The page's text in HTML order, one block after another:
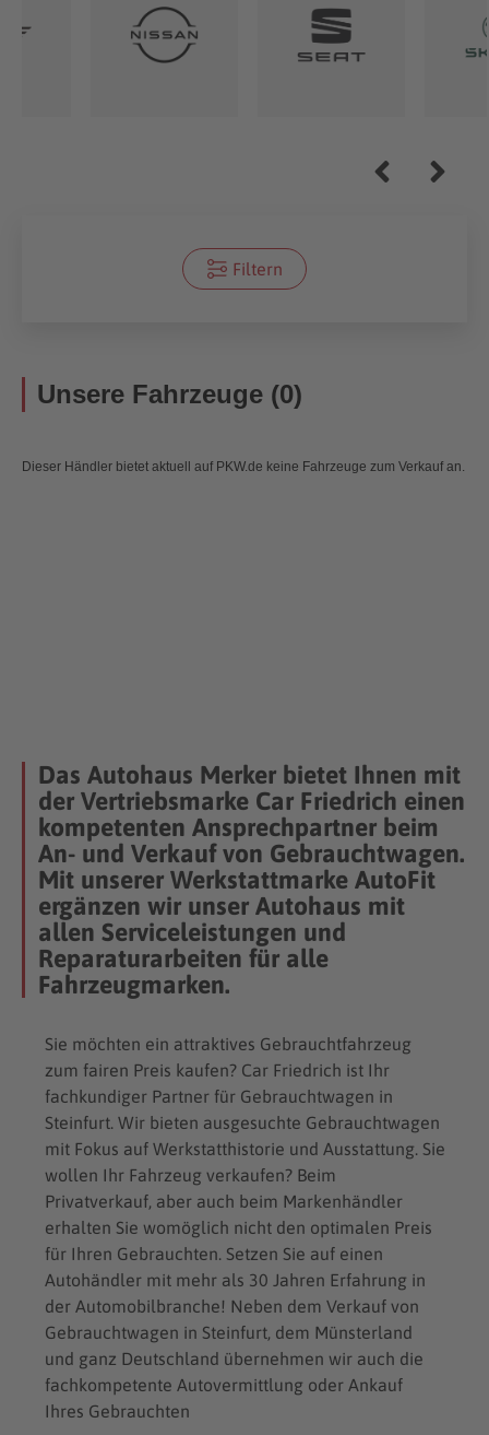
Filtern
Unsere Fahrzeuge (0)
Dieser Händler bietet aktuell auf PKW.de keine Fahrzeuge zum Verkauf an.
Das Autohaus Merker bietet Ihnen mit
der Vertriebsmarke Car Friedrich einen
kompetenten Ansprechpartner beim
An- und Verkauf von Gebrauchtwagen.
Mit unserer Werkstattmarke AutoFit
ergänzen wir unser Autohaus mit
allen Serviceleistungen und
Reparaturarbeiten für alle
Fahrzeugmarken.
Sie möchten ein attraktives Gebrauchtfahrzeug
zum fairen Preis kaufen? Car Friedrich ist Ihr
fachkundiger Partner für Gebrauchtwagen in
Steinfurt. Wir bieten ausgesuchte Gebrauchtwagen
mit Fokus auf Werkstatthistorie und Ausstattung. Sie
wollen Ihr Fahrzeug verkaufen? Beim
Privatverkauf, aber auch beim Markenhändler
erhalten Sie womöglich nicht den optimalen Preis
für Ihren Gebrauchten. Setzen Sie auf einen
Autohändler mit mehr als 30 Jahren Erfahrung in
der Automobilbranche! Neben dem Verkauf von
Gebrauchtwagen in Steinfurt, dem Münsterland
und ganz Deutschland übernehmen wir auch die
fachkompetente Autovermittlung oder Ankauf
Ihres Gebrauchten